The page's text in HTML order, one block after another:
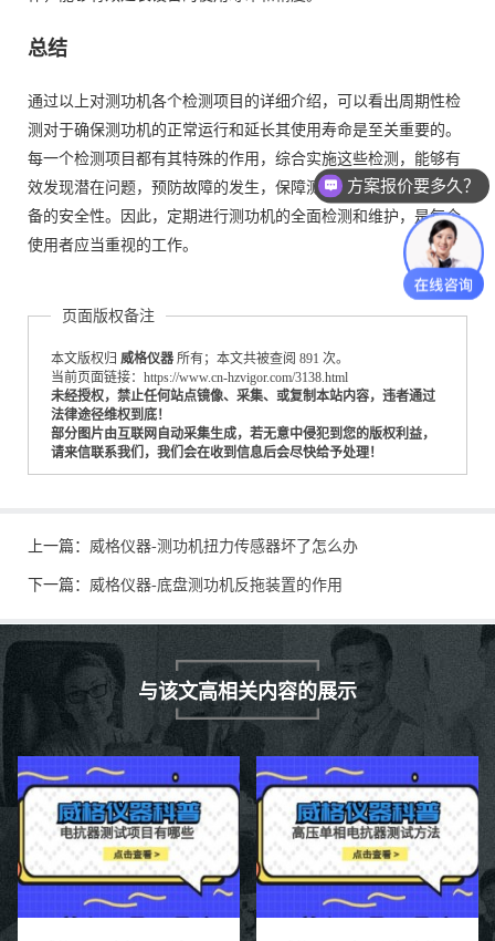
总结
通过以上对测功机各个检测项目的详细介绍，可以看出周期性检
测对于确保测功机的正常运行和延长其使用寿命是至关重要的。
每一个检测项目都有其特殊的作用，综合实施这些检测，能够有
效发现潜在问题，预防故障的发生，保障测试数据的准确性和设
备的安全性。因此，定期进行测功机的全面检测和维护，是每个
使用者应当重视的工作。
页面版权备注
本文版权归 威格仪器 所有；本文共被查阅 891 次。
当前页面链接：https://www.cn-hzvigor.com/3138.html
未经授权，禁止任何站点镜像、采集、或复制本站内容，违者通过
法律途径维权到底！
部分图片由互联网自动采集生成，若无意中侵犯到您的版权利益，
请来信联系我们，我们会在收到信息后会尽快给予处理！
上一篇： 威格仪器-测功机扭力传感器坏了怎么办
下一篇： 威格仪器-底盘测功机反拖装置的作用
与该文高相关内容的展示
方案报价要多久？
测试设备怎么收费的？